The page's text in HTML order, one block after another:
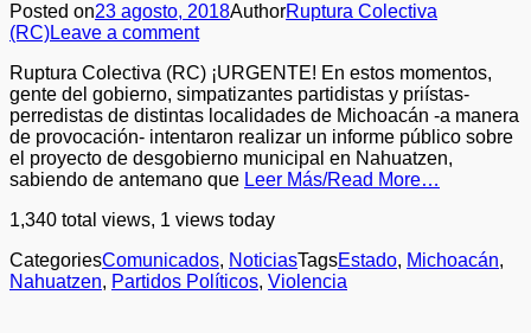
Posted on23 agosto, 2018AuthorRuptura Colectiva
(RC)Leave a comment
Ruptura Colectiva (RC) ¡URGENTE! En estos momentos,
gente del gobierno, simpatizantes partidistas y priístas-
perredistas de distintas localidades de Michoacán -a manera
de provocación- intentaron realizar un informe público sobre
el proyecto de desgobierno municipal en Nahuatzen,
sabiendo de antemano que Leer Más/Read More…
1,340 total views, 1 views today
CategoriesComunicados, NoticiasTagsEstado, Michoacán,
Nahuatzen, Partidos Políticos, Violencia